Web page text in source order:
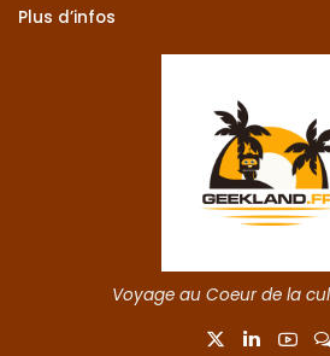
Plus d’infos
Voyage au Coeur de la